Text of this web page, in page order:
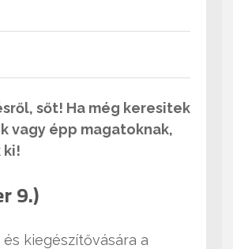
sőt! Ha még keresitek
vagy épp magatoknak,
ki!
9.)
kiegészítővására a